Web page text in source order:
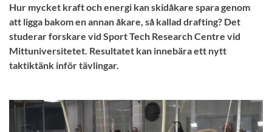
Hur mycket kraft och energi kan skidåkare spara genom
att ligga bakom en annan åkare, så kallad drafting? Det
studerar forskare vid Sport Tech Research Centre vid
Mittuniversitetet. Resultatet kan innebära ett nytt
taktiktänk inför tävlingar.